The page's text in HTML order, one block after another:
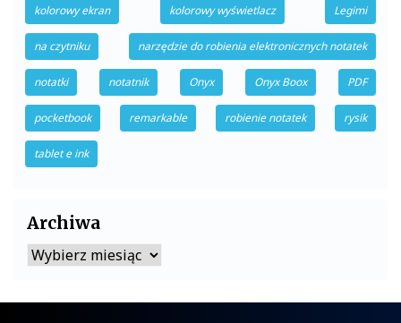
kolorowy ekran kolorowy wyświetlacz Legimi
na czytniku narzędzie do robienia elektronicznych notatek
notatki notatnik Onyx Onyx Boox PDF
pocketbook remarkable robienie notatek rysik
tablet e ink
Archiwa
Archiwa